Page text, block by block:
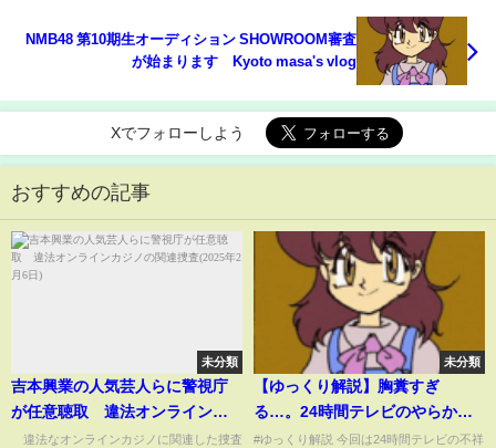
NMB48 第10期生オーディション SHOWROOM審査
が始まります Kyoto masa's vlog
Xでフォローしよう
おすすめの記事
未分類
吉本興業の人気芸人らに警視庁
が任意聴取 違法オンラインカ
ジノの関連捜査(2025年2月6日)
違法なオンラインカジノに関連した捜査
未分類
【ゆっくり解説】胸糞すぎ
る…。24時間テレビのやらかし
１０選
#ゆっくり解説 今回は24時間テレビの不祥